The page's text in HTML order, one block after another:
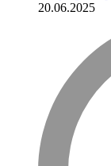
20.06.2025